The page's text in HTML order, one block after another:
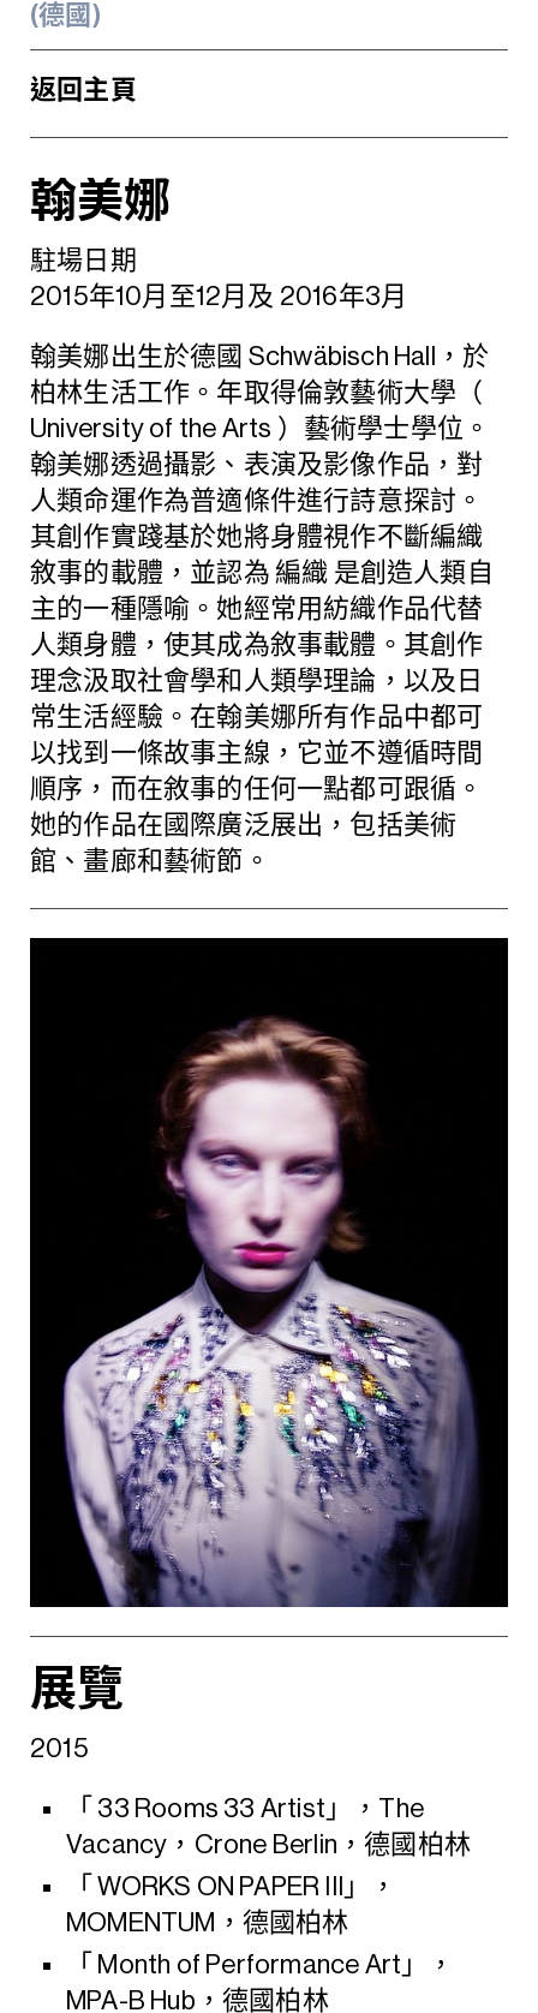
(德國)
返回主頁
翰美娜
駐場日期
2015年10月至12月及 2016年3月
翰美娜出生於德國 Schwäbisch Hall，於
柏林生活工作。年取得倫敦藝術大學（
University of the Arts ）藝術學士學位。
翰美娜透過攝影、表演及影像作品，對
人類命運作為普適條件進行詩意探討。
其創作實踐基於她將身體視作不斷編織
敘事的載體，並認為 編織 是創造人類自
主的一種隱喻。她經常用紡織作品代替
人類身體，使其成為敘事載體。其創作
理念汲取社會學和人類學理論，以及日
常生活經驗。在翰美娜所有作品中都可
以找到一條故事主線，它並不遵循時間
順序，而在敘事的任何一點都可跟循。
她的作品在國際廣泛展出，包括美術
館、畫廊和藝術節。
展覽
2015
「 33 Rooms 33 Artist」，The
Vacancy，Crone Berlin，德國柏林
「 WORKS ON PAPER III」，
MOMENTUM，德國柏林
「 Month of Performance Art」，
MPA-B Hub，德國柏林